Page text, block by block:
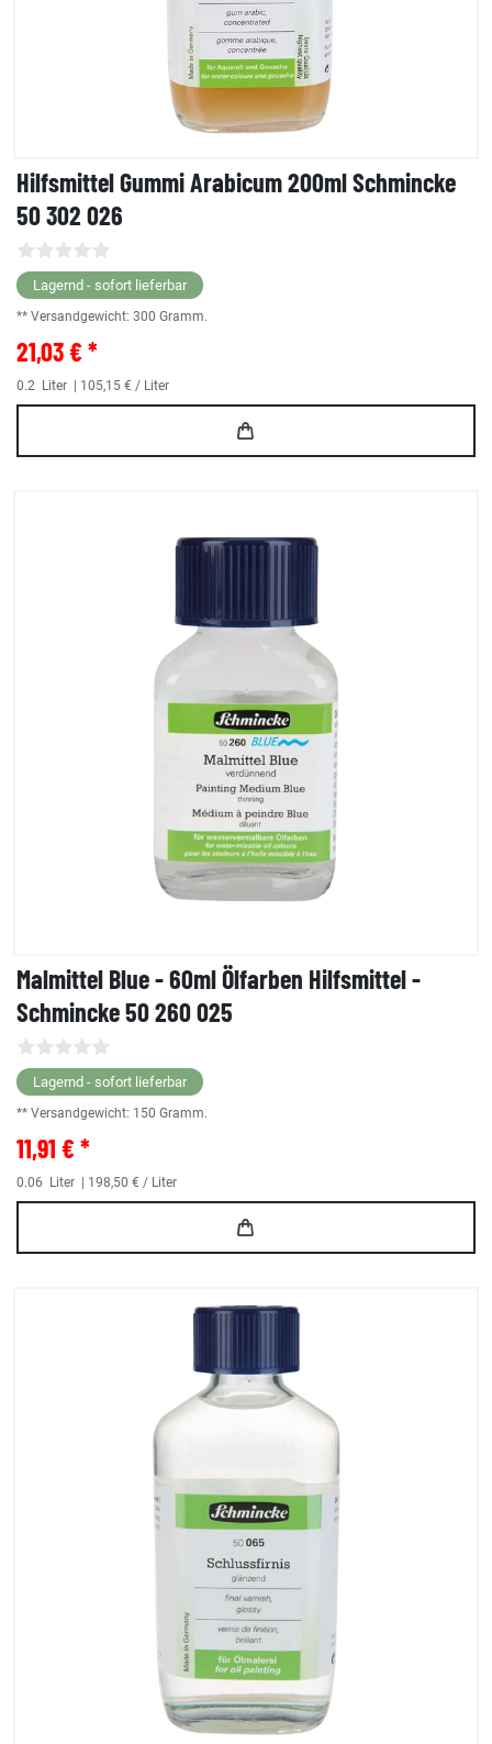
Hilfsmittel Gummi Arabicum 200ml Schmincke
50 302 026
Lagernd - sofort lieferbar
** Versandgewicht: 300 Gramm.
21,03 € *
0.2 Liter | 105,15 € / Liter
Malmittel Blue - 60ml Ölfarben Hilfsmittel -
Schmincke 50 260 025
Lagernd - sofort lieferbar
** Versandgewicht: 150 Gramm.
11,91 € *
0.06 Liter | 198,50 € / Liter